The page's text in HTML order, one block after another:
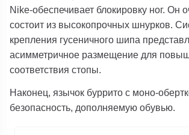
Nike-обеспечивает блокировку ног. Он
состоит из высокопрочных шнурков.
крепления гусеничного шипа
асимметричное размещение для
соответствия стопы.
Наконец, язычок буррито с моно-
безопасность, дополняемую обувью.